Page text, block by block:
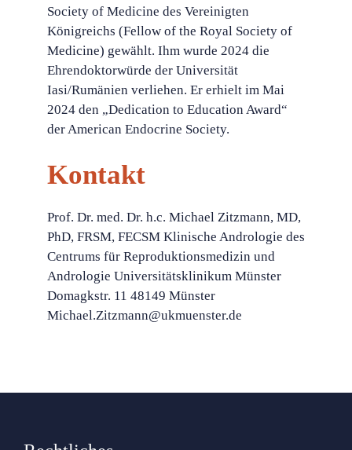
Society of Medicine des Vereinigten
Königreichs (Fellow of the Royal Society of
Medicine) gewählt. Ihm wurde 2024 die
Ehrendoktorwürde der Universität
Iasi/Rumänien verliehen. Er erhielt im Mai
2024 den „Dedication to Education Award“
der American Endocrine Society.
Kontakt
Prof. Dr. med. Dr. h.c. Michael Zitzmann, MD,
PhD, FRSM, FECSM Klinische Andrologie des
Centrums für Reproduktionsmedizin und
Andrologie Universitätsklinikum Münster
Domagkstr. 11 48149 Münster
Michael.Zitzmann@ukmuenster.de